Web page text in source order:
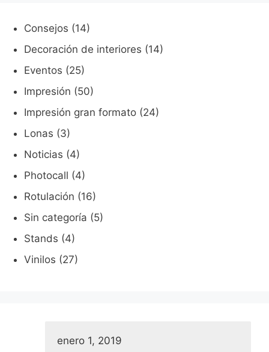
Consejos (14)
Decoración de interiores (14)
Eventos (25)
Impresión (50)
Impresión gran formato (24)
Lonas (3)
Noticias (4)
Photocall (4)
Rotulación (16)
Sin categoría (5)
Stands (4)
Vinilos (27)
enero 1, 2019